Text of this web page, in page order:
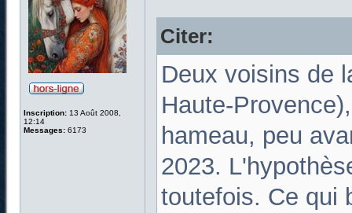
Inscription: 13 Août 2008,
12:14
Messages: 6173
Citer:
Deux voisins de
Haute-
hameau, peu
2023.
toutefois. Ce qui